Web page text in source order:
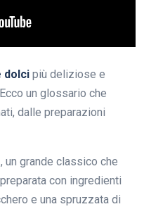
dolci più deliziose e
un glossario che
dalle preparazioni
, un grande classico che
con ingredienti
e una spruzzata di